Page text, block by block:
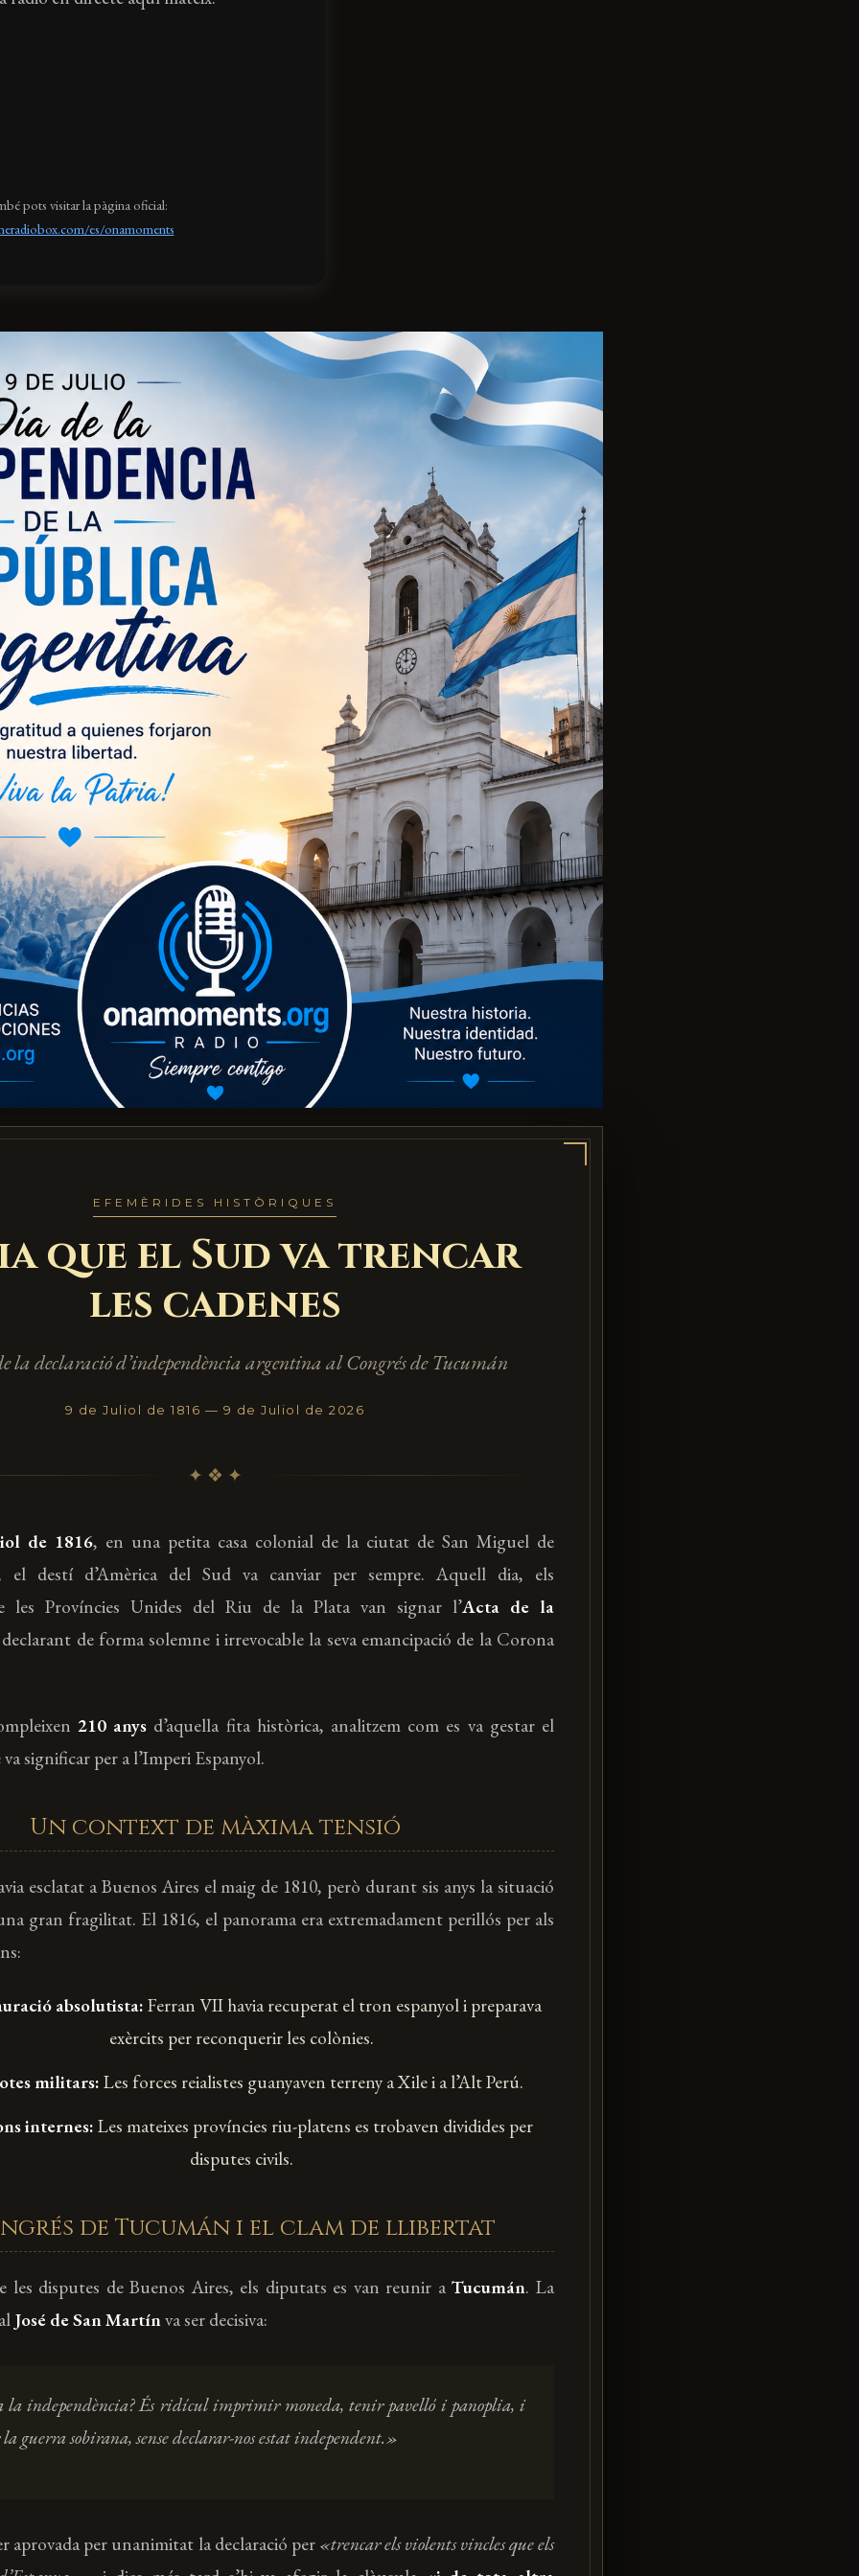
pots visitar la pàgina oficial:
es/onamoments
EFEMÈRIDES HISTÒRIQUES
que el Sud va trencar
les cadenes
la declaració d’independència argentina al Congrés de Tucumán
9 de Juliol de 1816 — 9 de Juliol de 2026
✦ ❖ ✦
de 1816, en una petita casa colonial de la ciutat de San Miguel de
el destí d’Amèrica del Sud va canviar per sempre. Aquell dia, els
les Províncies Unides del Riu de la Plata van signar l’Acta de la
de forma solemne i irrevocable la seva emancipació de la Corona
210 anys d’aquella fita històrica, analitzem com es va gestar el
significar per a l’Imperi Espanyol.
Un context de màxima tensió
esclatat a Buenos Aires el maig de 1810, però durant sis anys la situació
gran fragilitat. El 1816, el panorama era extremadament perillós per als
absolutista:Ferran VII havia recuperat el tron espanyol i preparava
exèrcits per reconquerir les colònies.
militars: Les forces reialistes guanyaven terreny a Xile i a l’Alt Perú.
internes: Les mateixes províncies riu-platens es trobaven dividides per
disputes civils.
de Tucumán i el clam de llibertat
les disputes de Buenos Aires, els diputats es van reunir aTucumán. La
José de San Martínva ser decisiva:
la independència? És ridícul imprimir moneda, tenir pavelló i panoplia, i
guerra sobirana, sense declarar-nos estat independent.»
aprovada per unanimitat la declaració per «trencar els violents vincles que els